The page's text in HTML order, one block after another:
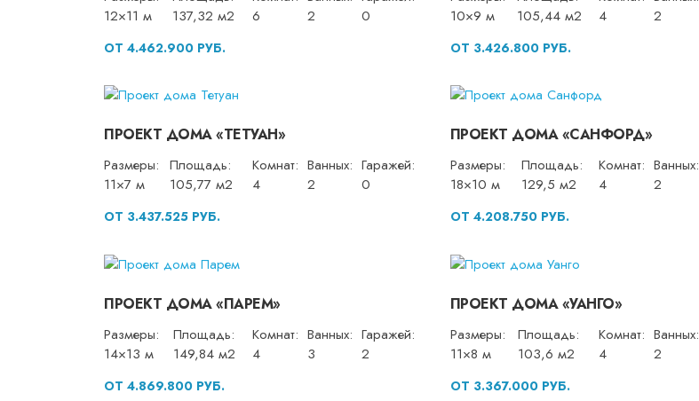
12×11 м
137,32 м2
6
2
0
ОТ 4.462.900 РУБ.
10×9 м
105,44 м2
4
2
ОТ 3.426.800 РУБ.
ПРОЕКТ ДОМА «ТЕТУАН»
Размеры:
11×7 м
Площадь:
105,77 м2
Комнат:
4
Ванных:
2
Гаражей:
0
ОТ 3.437.525 РУБ.
ПРОЕКТ ДОМА «САНФОРД»
Размеры:
18×10 м
Площадь:
129,5 м2
Комнат:
4
Ванных:
2
ОТ 4.208.750 РУБ.
ПРОЕКТ ДОМА «ПАРЕМ»
Размеры:
14×13 м
Площадь:
149,84 м2
Комнат:
4
Ванных:
3
Гаражей:
2
ОТ 4.869.800 РУБ.
ПРОЕКТ ДОМА «УАНГО»
Размеры:
11×8 м
Площадь:
103,6 м2
Комнат:
4
Ванных:
2
ОТ 3.367.000 РУБ.